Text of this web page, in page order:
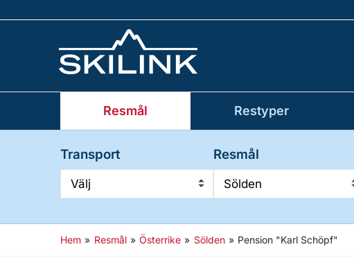
Resmål Restyper
Transport
Välj
Resmål
Sölden
Hem » Resmål » Österrike » Sölden » Pension "Karl Schöpf"